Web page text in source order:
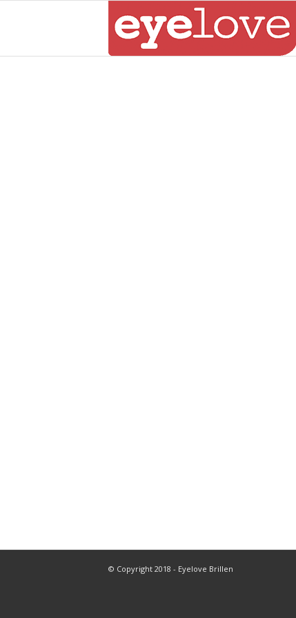
© Copyright 2018 - Eyelove Brillen